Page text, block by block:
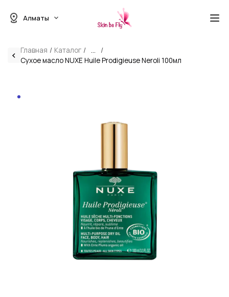
Алматы
Главная Каталог
...
Сухое масло NUXE Huile Prodigieuse Neroli 100мл